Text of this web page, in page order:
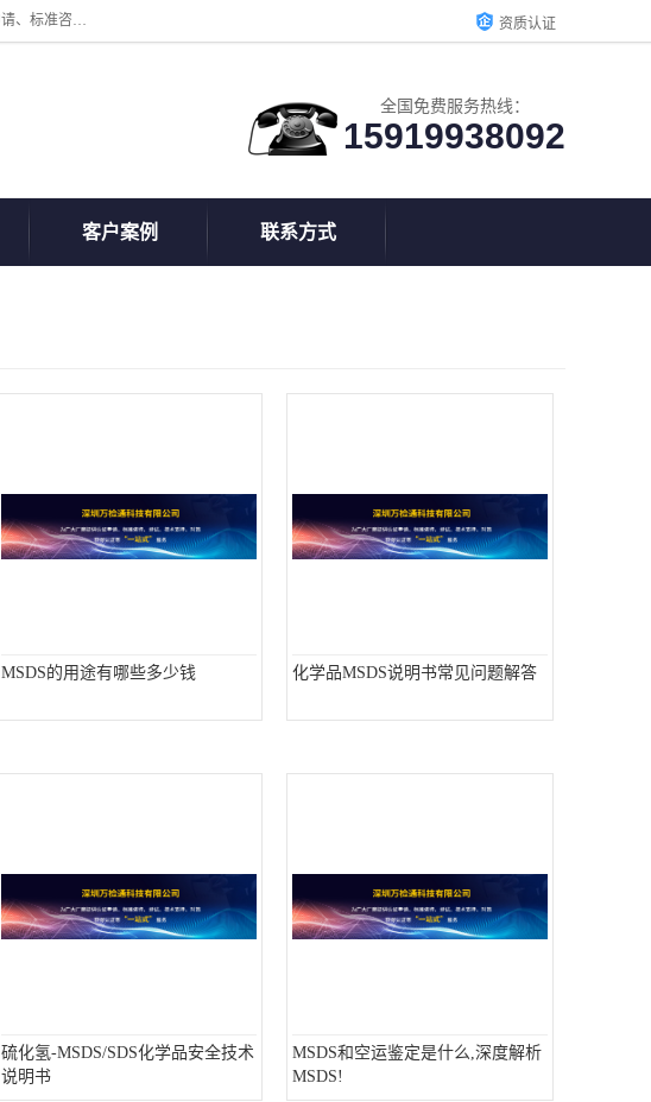
深圳万检通科技有限公司专业从事iso9001体系认证、质检报告办理流程、CE认证机构等多项综合检测与认证服务。为广大厂商提供认证申请、标准咨询、测试、技术支持、对策、获得认证等“一站式”服务。 资质认证
全国免费服务热线：
15919938092
客户案例 联系方式
MSDS的用途有哪些多少钱 化学品MSDS说明书常见问题解答
硫化氢-MSDS/SDS化学品安全技术
说明书
MSDS和空运鉴定是什么,深度解析
MSDS!